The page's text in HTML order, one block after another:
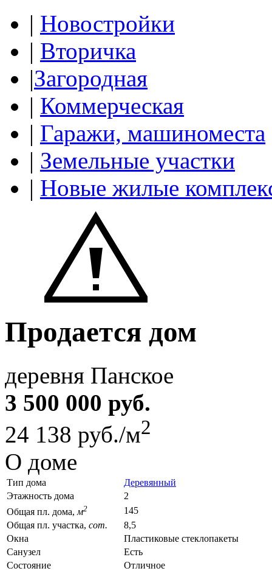
| Новостройки
| Вторичка
|Загородная
| Коммерческая
| Гаражи, машиноместа
| Земельные участки
| Новые жилые
Продается дом
деревня Панское
3 500 000 руб.
24 138 руб./м2
О доме
Тип дома
Деревянный
Этажность дома
2
Общая пл. дома, м2
145
Общая пл. участка, сот.
8,5
Окна
Пластиковые стеклопакеты
Санузел
Есть
Состояние
Отличное